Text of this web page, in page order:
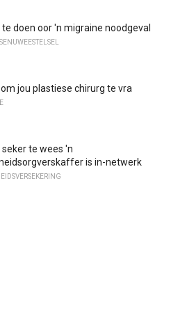
doen oor 'n migraine noodgeval
jou plastiese chirurg te vra
seker te wees 'n
is in-netwerk